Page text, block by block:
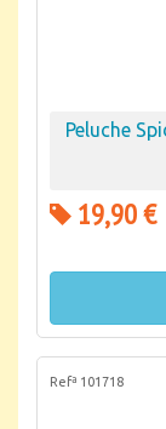
Peluche
19,90 €
Refª 101718